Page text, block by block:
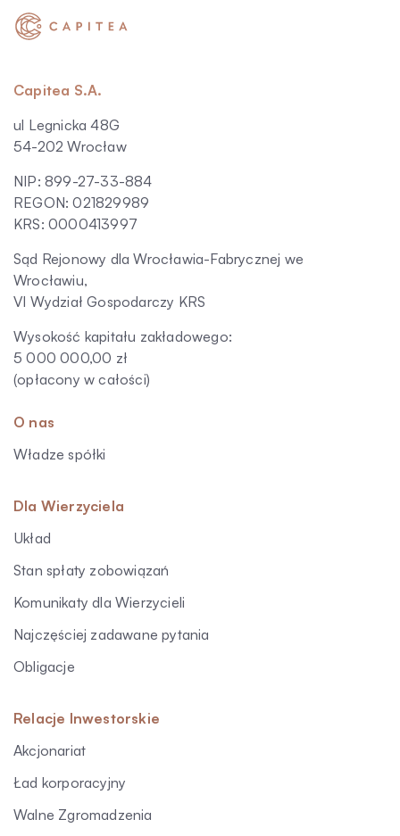
Capitea S.A.
ul Legnicka 48G
54-202 Wrocław
NIP: 899-27-33-884
REGON: 021829989
KRS: 0000413997
Sąd Rejonowy dla Wrocławia-Fabrycznej we
Wrocławiu,
VI Wydział Gospodarczy KRS
Wysokość kapitału zakładowego:
5 000 000,00 zł
(opłacony w całości)
O nas
Władze spółki
Dla Wierzyciela
Układ
Stan spłaty zobowiązań
Komunikaty dla Wierzycieli
Najczęściej zadawane pytania
Obligacje
Relacje Inwestorskie
Akcjonariat
Ład korporacyjny
Walne Zgromadzenia